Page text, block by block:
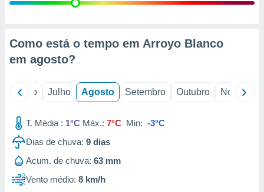
estudos
1199
Como está o tempo em Arroyo Blanco
em agosto?
Junho Julho Agosto Setembro Outubro Novembro
T. Média : 1°C Máx.: 7°C Min: -3°C
Dias de chuva: 9 dias
Acum. de chuva: 63 mm
Vento médio: 8 km/h